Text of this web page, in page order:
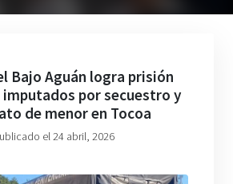
Bajo Aguán logra prisión
por secuestro y
de menor en Tocoa
el 24 abril, 2026